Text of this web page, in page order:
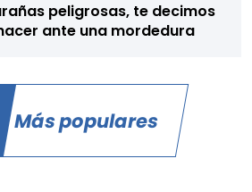
peligrosas, te decimos
ante una mordedura
Más populares